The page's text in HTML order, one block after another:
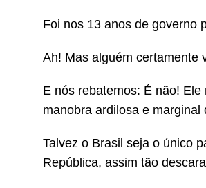
Foi nos 13 anos de governo
Ah! Mas alguém certamente
E nós rebatemos: É não! Ele
manobra ardilosa e marginal
Talvez o Brasil seja o único
República, assim tão